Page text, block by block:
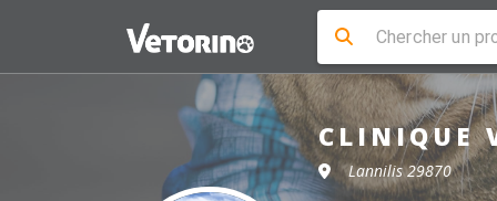
CLINIQUE
Lannilis 29870